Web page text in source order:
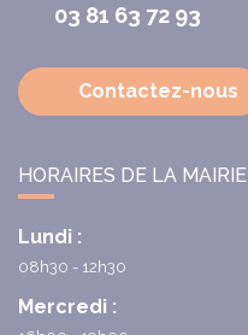
03 81 63 72 93
Contactez-nous
HORAIRES DE LA MAIRIE
Lundi :
08h30 - 12h30
Mercredi :